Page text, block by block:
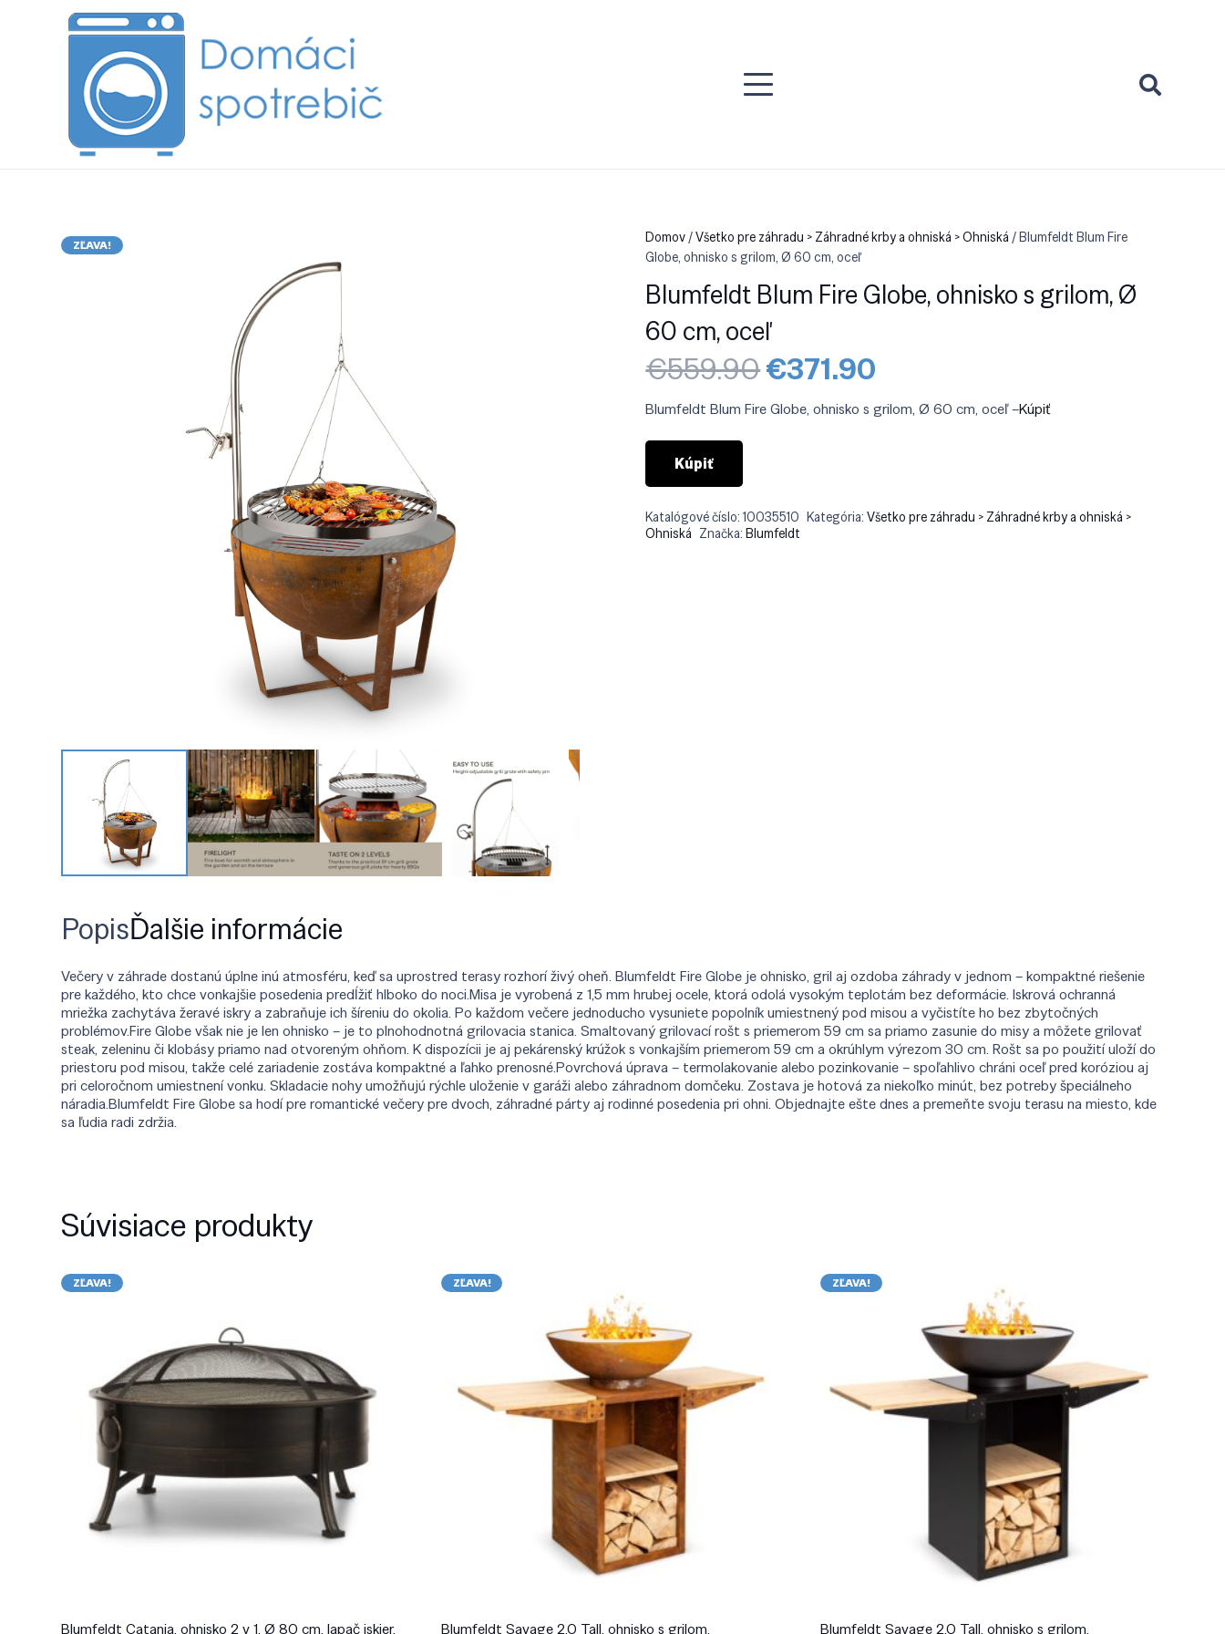
ZĽAVA! Domov/Všetko pre záhradu > Záhradné krby a ohniská > Ohniská / Blumfeldt Blum Fire
Globe, ohnisko s grilom, Ø 60 cm, oceľ
Blumfeldt Blum Fire Globe, ohnisko s grilom, Ø
60 cm, oceľ
€559.90Pôvodná
cena
bola:
€559.90.
€371.90
je:
€371.90.
Blumfeldt Blum Fire Globe, ohnisko s grilom, Ø 60 cm, oceľ –Kúpiť
Kúpiť
Katalógové číslo:10035510 Kategória:Všetko pre záhradu > Záhradné krby a ohniská >
Ohniská Značka:Blumfeldt
PopisĎalšie informácie
Večery v záhrade dostanú úplne inú atmosféru, keď sa uprostred terasy rozhorí živý oheň. Blumfeldt Fire Globe je ohnisko, gril aj ozdoba záhrady v jednom – kompaktné riešenie
pre každého, kto chce vonkajšie posedenia predĺžiť hlboko do noci.Misa je vyrobená z 1,5 mm hrubej ocele, ktorá odolá vysokým teplotám bez deformácie. Iskrová ochranná
mriežka zachytáva žeravé iskry a zabraňuje ich šíreniu do okolia. Po každom večere jednoducho vysuniete popolník umiestnený pod misou a vyčistíte ho bez zbytočných
problémov.Fire Globe však nie je len ohnisko – je to plnohodnotná grilovacia stanica. Smaltovaný grilovací rošt s priemerom 59 cm sa priamo zasunie do misy a môžete grilovať
steak, zeleninu či klobásy priamo nad otvoreným ohňom. K dispozícii je aj pekárenský krúžok s vonkajším priemerom 59 cm a okrúhlym výrezom 30 cm. Rošt sa po použití uloží do
priestoru pod misou, takže celé zariadenie zostáva kompaktné a ľahko prenosné.Povrchová úprava – termolakovanie alebo pozinkovanie – spoľahlivo chráni oceľ pred koróziou aj
pri celoročnom umiestnení vonku. Skladacie nohy umožňujú rýchle uloženie v garáži alebo záhradnom domčeku. Zostava je hotová za niekoľko minút, bez potreby špeciálneho
náradia.Blumfeldt Fire Globe sa hodí pre romantické večery pre dvoch, záhradné párty aj rodinné posedenia pri ohni. Objednajte ešte dnes a premeňte svoju terasu na miesto, kde
sa ľudia radi zdržia.
Súvisiace produkty
ZĽAVA!
Blumfeldt Catania, ohnisko 2 v 1, Ø 80 cm, lapač iskier,
ZĽAVA!
Blumfeldt Savage 2.0 Tall, ohnisko s grilom,
ZĽAVA!
Blumfeldt Savage 2.0 Tall, ohnisko s grilom,